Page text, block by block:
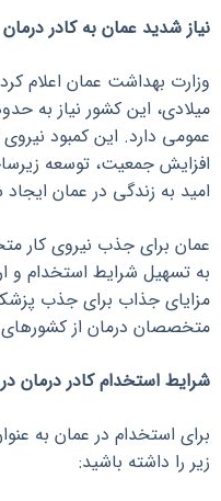
نیاز شدید عمان به کادر درمان
عمومی دارد. این کمبود
افزایش جمعیت، توسعه
امید به زندگی در عمان
عمان برای جذب نیروی کار
به تسهیل شرایط استخدام و
مزایای جذاب برای جذب
متخصصان درمان از
شرایط استخدام کادر درمان
برای استخدام در عمان به
زیر را داشته باشید: